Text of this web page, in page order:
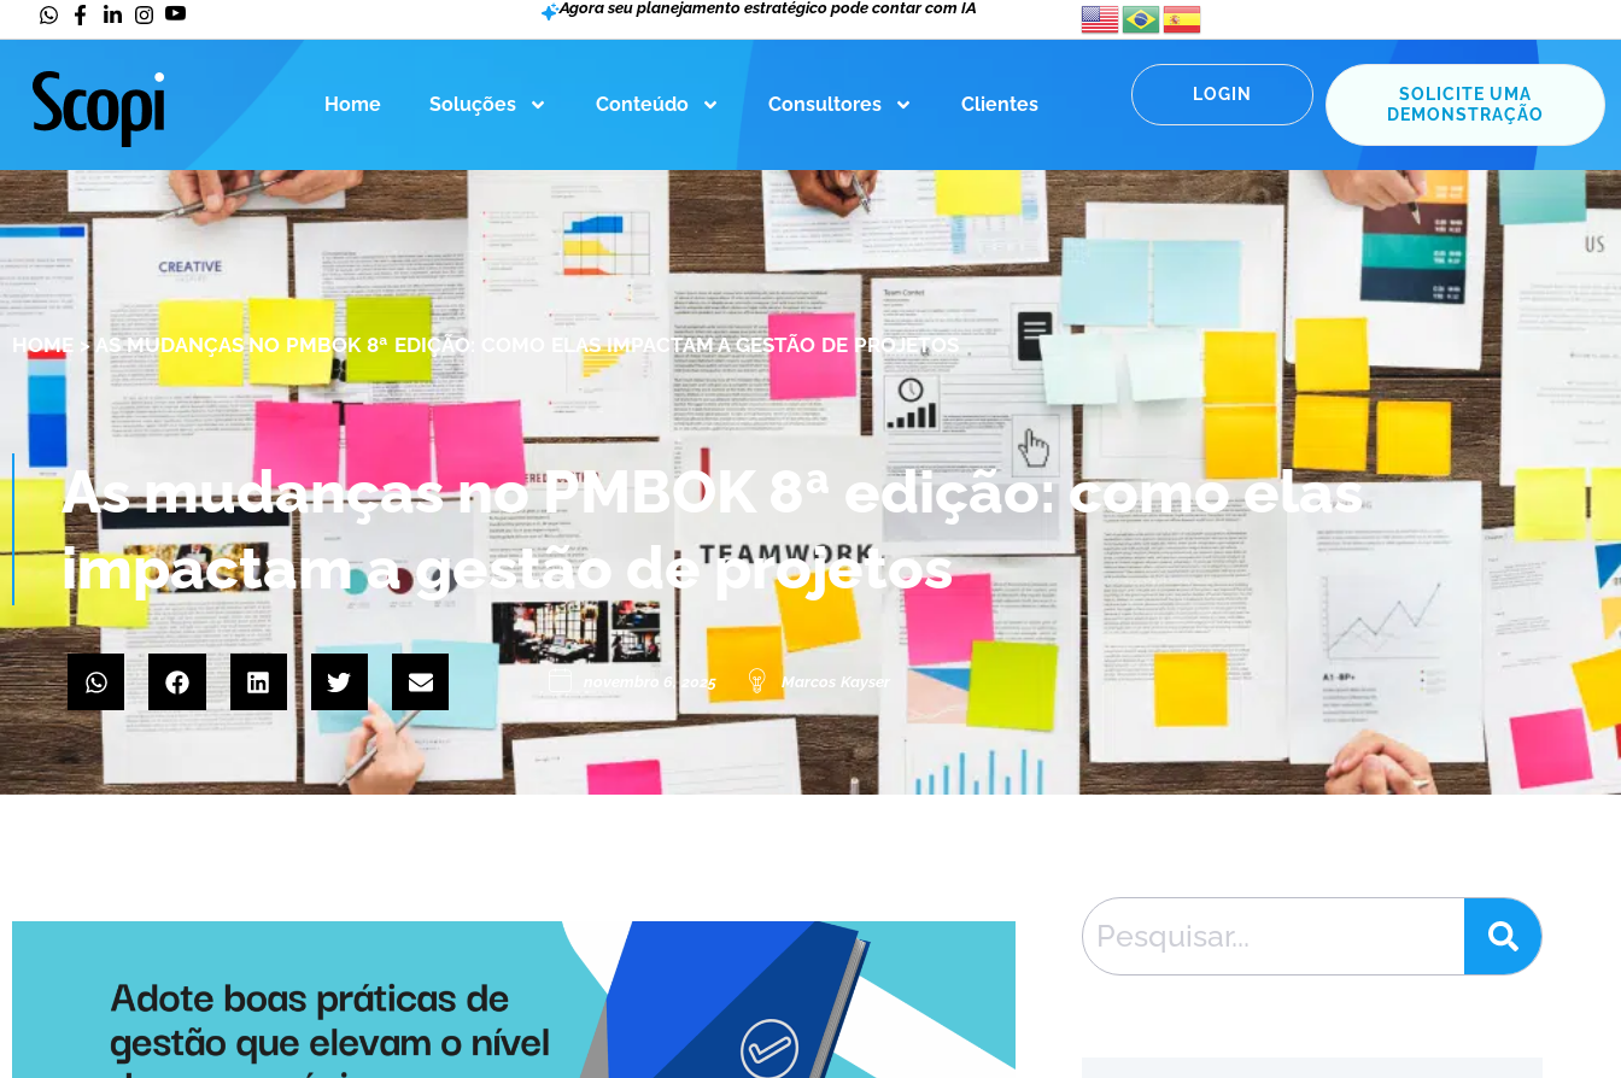
Agora seu planejamento estratégico pode contar com IA
Home Soluções Conteúdo Consultores Clientes LOGIN
SOLICITE UMA
DEMONSTRAÇÃO
HOME >AS MUDANÇAS NO PMBOK 8ª EDIÇÃO: COMO ELAS IMPACTAM A GESTÃO DE PROJETOS
As mudanças no PMBOK 8ª edição: como elas
impactam a gestão de projetos
novembro 6, 2025 Marcos Kayser